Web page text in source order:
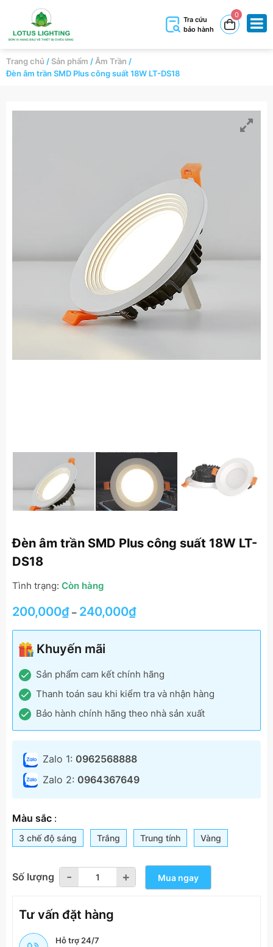
Tra cứu
bảo hành
0
Trang chủ /Sản phẩm / Âm Trần /
Đèn âm trần SMD Plus công suất 18W LT-DS18
Đèn âm trần SMD Plus công suất 18W LT-
DS18
Tình trạng: Còn hàng
200,000₫ – 240,000₫
Khuyến mãi
Sản phẩm cam kết chính hãng
Thanh toán sau khi kiểm tra và nhận hàng
Bảo hành chính hãng theo nhà sản xuất
Zalo 1: 0962568888
Zalo 2: 0964367649
Màu sắc :
3 chế độ sáng Trắng Trung tính Vàng
Số lượng +
- +
- Mua ngay
Tư vấn đặt hàng
Hỗ trợ 24/7